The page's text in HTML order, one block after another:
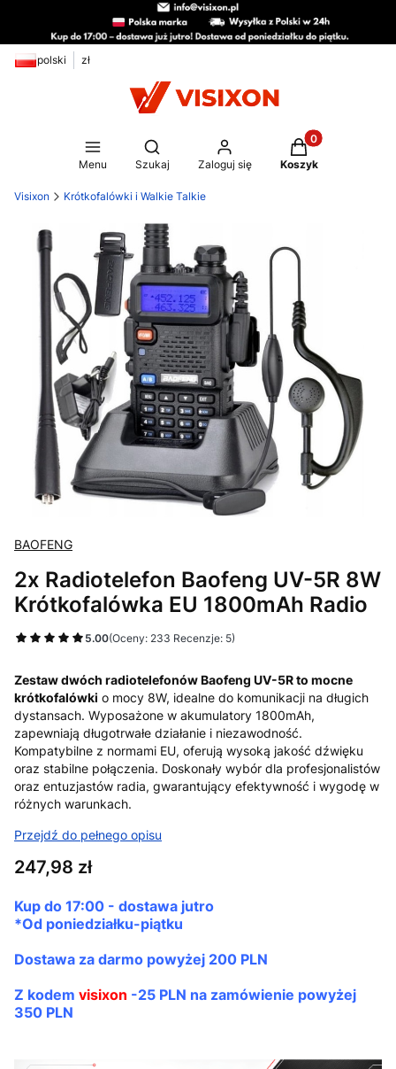
polski zł
Menu
Otwórz wyszukiwarkę
Szukaj Zaloguj się
Produkty w
Koszyk
Visixon Krótkofalówki i Walkie Talkie
BAOFENG
2x Radiotelefon Baofeng UV-5R 8W
Krótkofalówka EU 1800mAh Radio
5.00(Oceny: 233 Recenzje: 5)
Zestaw dwóch radiotelefonów Baofeng UV-5R to mocne
krótkofalówki o mocy 8W, idealne do komunikacji na długich
dystansach. Wyposażone w akumulatory 1800mAh,
zapewniają długotrwałe działanie i niezawodność.
Kompatybilne z normami EU, oferują wysoką jakość dźwięku
oraz stabilne połączenia. Doskonały wybór dla profesjonalistów
oraz entuzjastów radia, gwarantujący efektywność i wygodę w
różnych warunkach.
Przejdź do pełnego opisu
Cena
247,98 zł
Kup do 17:00 - dostawa jutro
*Od poniedziałku-piątku
Dostawa za darmo powyżej 200 PLN
Z kodem visixon -25 PLN na zamówienie powyżej
350 PLN